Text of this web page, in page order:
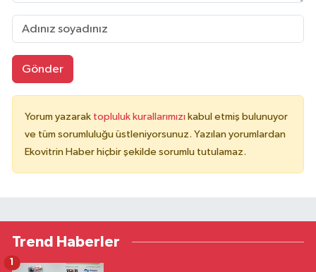
Gönder
Yorum yazarak topluluk kurallarımızı kabul etmiş bulunuyor
ve tüm sorumluluğu üstleniyorsunuz. Yazılan yorumlardan
Ekovitrin Haber hiçbir şekilde sorumlu tutulamaz.
Trend Haberler
1